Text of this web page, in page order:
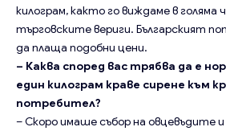
килограм, както го виждаме в голяма
търговските вериги. Българският
да плаща подобни цени.
– Каква според вас трябва да е
един килограм краве сирене към
потребител?
– Скоро имаше събор на овцевъдите